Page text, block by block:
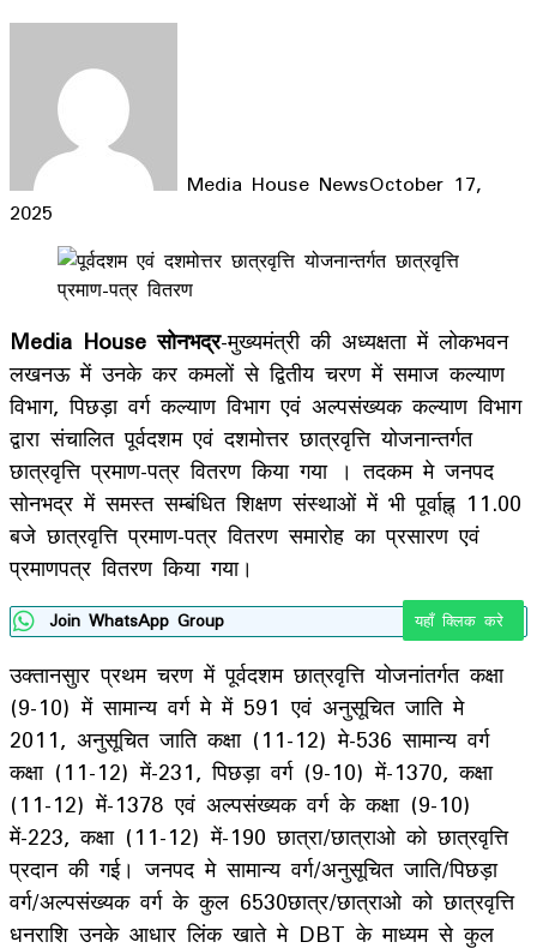
Media House NewsOctober 17,
2025
Facebook
LinkedIn
WhatsApp
Telegram
Media House सोनभद्र-मुख्यमंत्री की अध्यक्षता में लोकभवन
लखनऊ में उनके कर कमलों से द्वितीय चरण में समाज कल्याण
विभाग, पिछड़ा वर्ग कल्याण विभाग एवं अल्पसंख्यक कल्याण विभाग
द्वारा संचालित पूर्वदशम एवं दशमोत्तर छात्रवृत्ति योजनान्तर्गत
छात्रवृत्ति प्रमाण-पत्र वितरण किया गया । तदकम मे जनपद
सोनभद्र में समस्त सम्बंधित शिक्षण संस्थाओं में भी पूर्वाह्न् 11.00
बजे छात्रवृत्ति प्रमाण-पत्र वितरण समारोह का प्रसारण एवं
प्रमाणपत्र वितरण किया गया।
Join WhatsApp Group यहाँ क्लिक करे
उक्तानसुार प्रथम चरण में पूर्वदशम छात्रवृत्ति योजनांतर्गत कक्षा
(9-10) में सामान्य वर्ग मे में 591 एवं अनुसूचित जाति मे
2011, अनुसूचित जाति कक्षा (11-12) मे-536 सामान्य वर्ग
कक्षा (11-12) में-231, पिछड़ा वर्ग (9-10) में-1370, कक्षा
(11-12) में-1378 एवं अल्पसंख्यक वर्ग के कक्षा (9-10)
में-223, कक्षा (11-12) में-190 छात्रा/छात्राओ को छात्रवृत्ति
प्रदान की गई। जनपद मे सामान्य वर्ग/अनुसूचित जाति/पिछड़ा
वर्ग/अल्पसंख्यक वर्ग के कुल 6530छात्र/छात्राओ को छात्रवृत्ति
धनराशि उनके आधार लिंक खाते मे DBT के माध्यम से कुल